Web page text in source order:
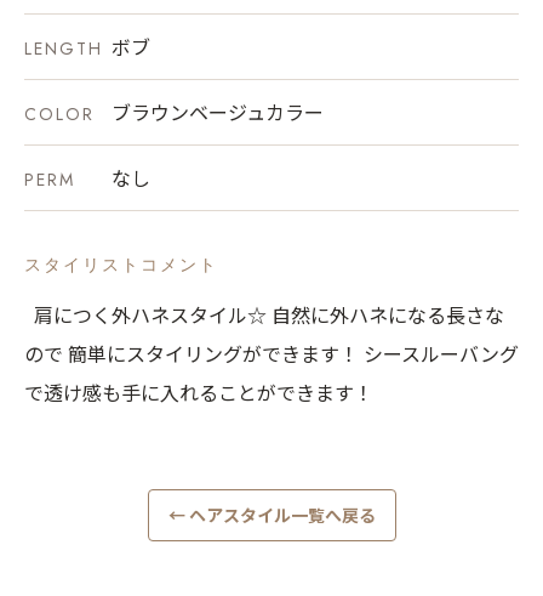
LENGTH ボブ
COLOR ブラウンベージュカラー
PERM なし
スタイリストコメント
肩につく外ハネスタイル☆ 自然に外ハネになる長さな
ので 簡単にスタイリングができます！ シースルーバング
で透け感も手に入れることができます！
← ヘアスタイル一覧へ戻る